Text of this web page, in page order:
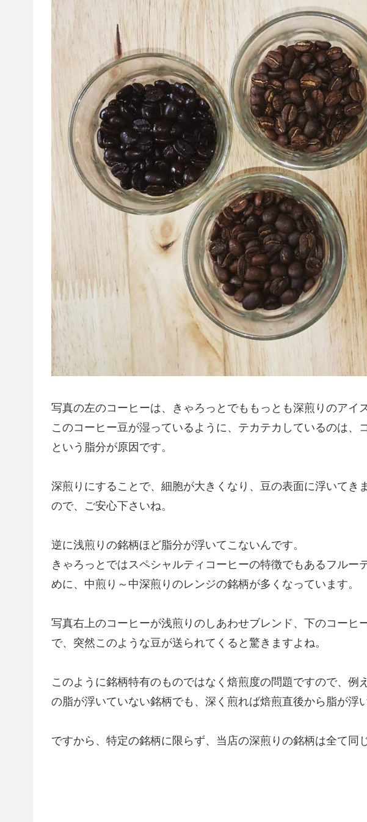
写真の左のコーヒーは、きゃろっとでももっとも深煎りのアイ
このコーヒー豆が湿っているように、テカテカしているのは、
という脂分が原因です。
深煎りにすることで、細胞が大きくなり、豆の表面に浮いてき
ので、ご安心下さいね。
逆に浅煎りの銘柄ほど脂分が浮いてこないんです。
きゃろっとではスペシャルティコーヒーの特徴でもあるフルー
めに、中煎り～中深煎りのレンジの銘柄が多くなっています。
写真右上のコーヒーが浅煎りのしあわせブレンド、下のコーヒ
で、突然このような豆が送られてくると驚きますよね。
このように銘柄特有のものではなく焙煎度の問題ですので、例
の脂が浮いていない銘柄でも、深く煎れば焙煎直後から脂が浮
ですから、特定の銘柄に限らず、当店の深煎りの銘柄は全て同